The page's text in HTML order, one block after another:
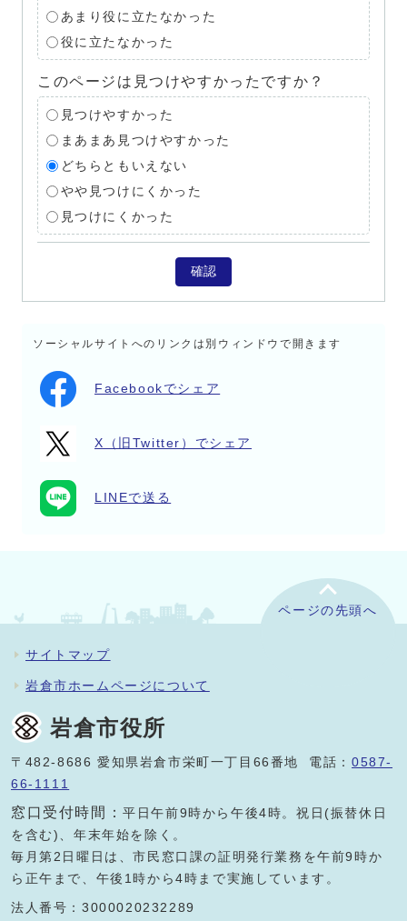
あまり役に立たなかった
役に立たなかった
このページは見つけやすかったですか？
見つけやすかった
まあまあ見つけやすかった
どちらともいえない
やや見つけにくかった
見つけにくかった
確認
ソーシャルサイトへのリンクは別ウィンドウで開きます
Facebookでシェア
X（旧Twitter）でシェア
LINEで送る
ページの先頭へ
サイトマップ
岩倉市ホームページについて
岩倉市役所
〒482-8686 愛知県岩倉市栄町一丁目66番地 電話：0587-
66-1111
窓口受付時間：平日午前9時から午後4時。祝日(振替休日
を含む)、年末年始を除く。
毎月第2日曜日は、市民窓口課の証明発行業務を午前9時か
ら正午まで、午後1時から4時まで実施しています。
法人番号：3000020232289